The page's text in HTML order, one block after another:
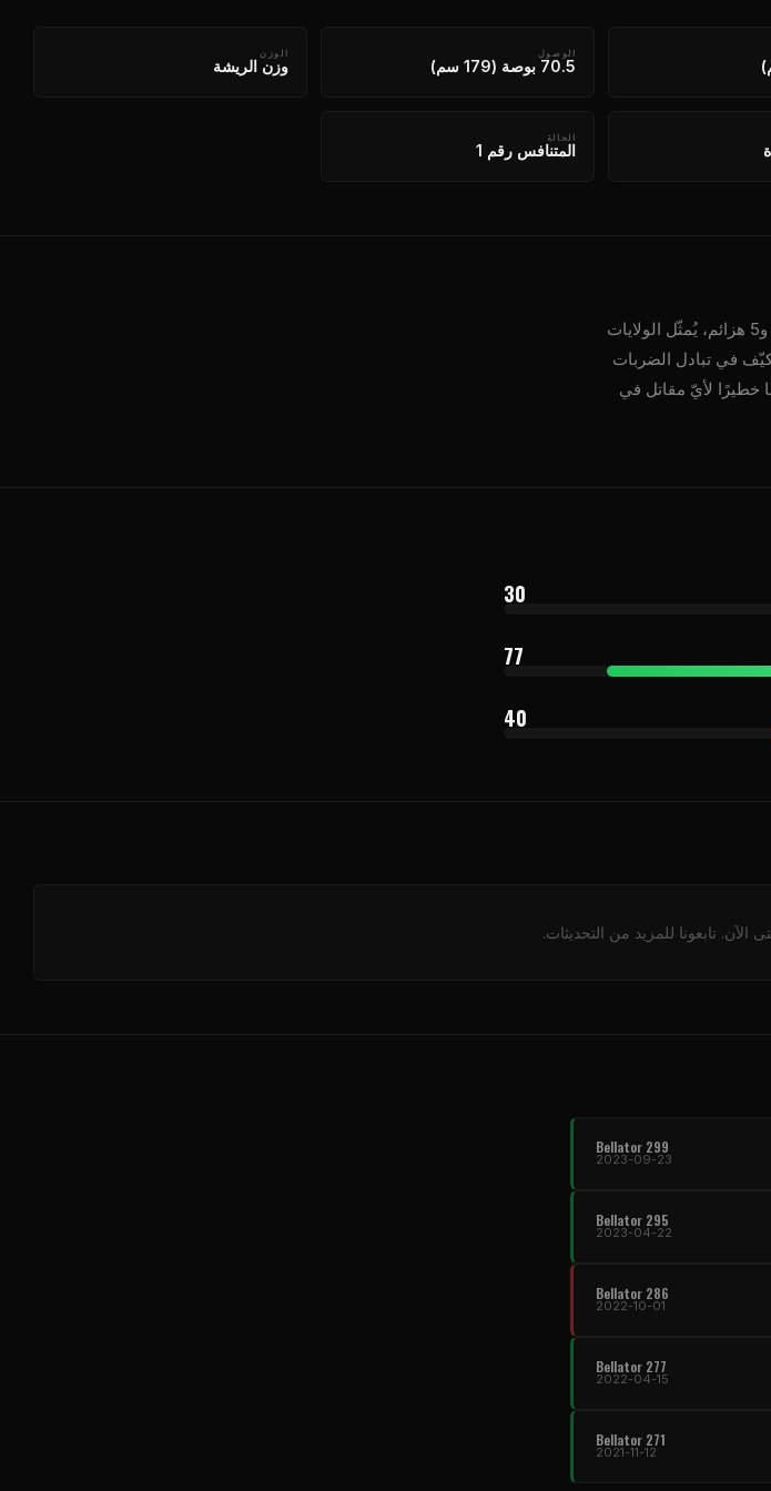
الوصول
70.5 بوصة (179 سم)
الوزن
وزن الريشة
الحالة
المتنافس رقم 1
يُعدّ آرون بيكو من أبرز المنافسين في فئة وزن الريشة في بطولة UFC. بسجلّ احترافيّ حافل بـ 14 فوزًا و5 هزائم، يُمثّل الولايات
في تبادل الضربات
خصمًا خطيرًا لأيّ مقاتل في
30
77
40
الآن. تابعونا للمزيد من التحديثات.
Bellator 299
2023-09-23
Bellator 295
2023-04-22
Bellator 286
2022-10-01
Bellator 277
2022-04-15
Bellator 271
2021-11-12